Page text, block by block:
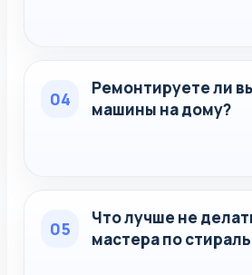
04
Ремонтируете ли
машины на дому?
05
Что лучше не
мастера по